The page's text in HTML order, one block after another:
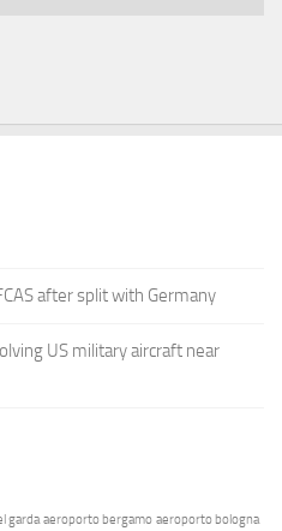
after split with Germany
US military aircraft near
garda aeroporto bergamo aeroporto bologna